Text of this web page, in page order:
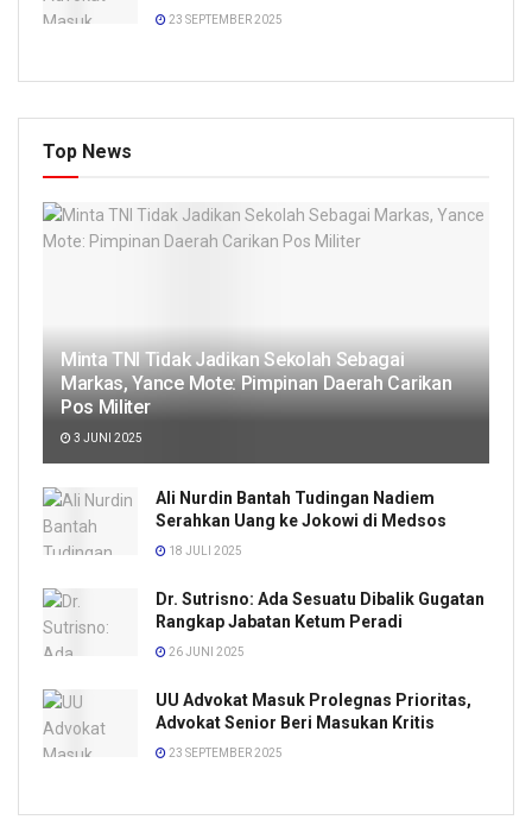
23 SEPTEMBER 2025
Top News
Minta TNI Tidak Jadikan Sekolah Sebagai
Markas, Yance Mote: Pimpinan Daerah Carikan
Pos Militer
3 JUNI 2025
Ali Nurdin Bantah Tudingan Nadiem
Serahkan Uang ke Jokowi di Medsos
18 JULI 2025
Dr. Sutrisno: Ada Sesuatu Dibalik Gugatan
Rangkap Jabatan Ketum Peradi
26 JUNI 2025
UU Advokat Masuk Prolegnas Prioritas,
Advokat Senior Beri Masukan Kritis
23 SEPTEMBER 2025